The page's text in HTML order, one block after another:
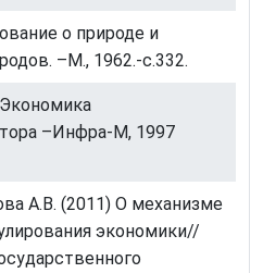
о природе и
–М., 1962.-с.332.
–Инфра-М, 1997
А.В. (2011) О механизме
экономики//